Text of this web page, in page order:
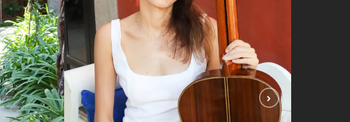
Begül Erhan – 2025
FOTOĞRAFLAR